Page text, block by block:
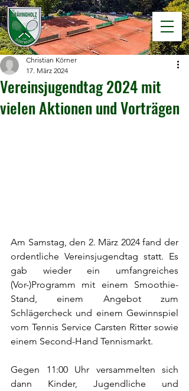
Vereinsjugendtag 2024 mit
vielen Aktionen und Vorträgen
Christian Körner
17. März 2024
Am Samstag, den 2. März 2024 fand der
ordentliche Vereinsjugendtag statt. Es
gab wieder ein umfangreiches
(Vor-)Programm mit einem Smoothie-
Stand, einem Angebot zum
Schlägercheck und einem Gewinnspiel
vom Tennis Service Carsten Ritter sowie
einem Second-Hand Tennismarkt.
Gegen 11:00 Uhr versammelten sich
dann Kinder, Jugendliche und